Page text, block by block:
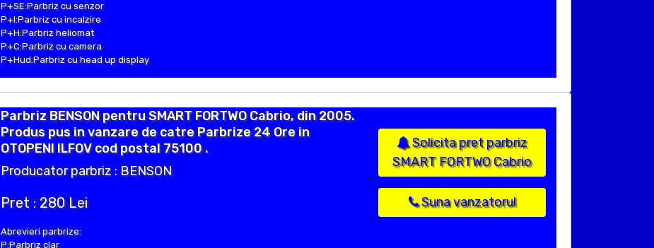
P+SE:Parbriz cu senzor
P+I:Parbriz cu incalzire
P+H:Parbriz heliomat
P+C:Parbriz cu camera
P+Hud:Parbriz cu head up display
Parbriz BENSON pentru SMART FORTWO Cabrio, din 2005.
Produs pus in vanzare de catre Parbrize 24 Ore in
OTOPENI ILFOV cod postal 75100 .
Producator parbriz : BENSON
Pret : 280 Lei
Abrevieri parbrize:
P:Parbriz clar
Solicita pret parbriz
SMART FORTWO Cabrio
Suna vanzatorul